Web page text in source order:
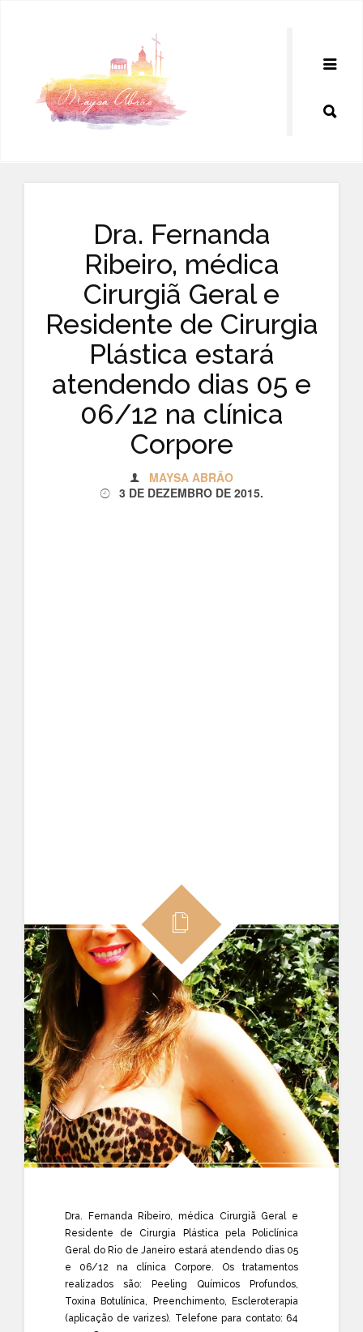
Dra. Fernanda
Ribeiro, médica
Cirurgiã Geral e
Residente de Cirurgia
Plástica estará
atendendo dias 05 e
06/12 na clínica
Corpore
MAYSA ABRÃO
3 DE DEZEMBRO DE 2015.
Dra. Fernanda Ribeiro, médica Cirurgiã Geral e
Residente de Cirurgia Plástica pela Policlínica
Geral do Rio de Janeiro estará atendendo dias 05
e 06/12 na clínica Corpore. Os tratamentos
realizados são: Peeling Químicos Profundos,
Toxina Botulínica, Preenchimento, Escleroterapia
(aplicação de varizes). Telefone para contato: 64